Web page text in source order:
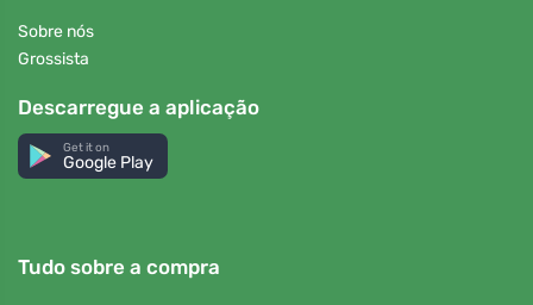
Sobre nós
Grossista
Descarregue a aplicação
Get it on
Google Play
Tudo sobre a compra